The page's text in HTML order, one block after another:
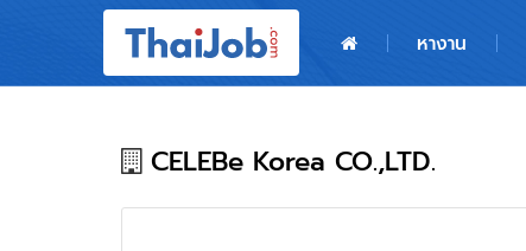
หางาน
ผู้สมัครงาน: เข้าสู่ระบบ
CELEBe Korea CO.,LTD.